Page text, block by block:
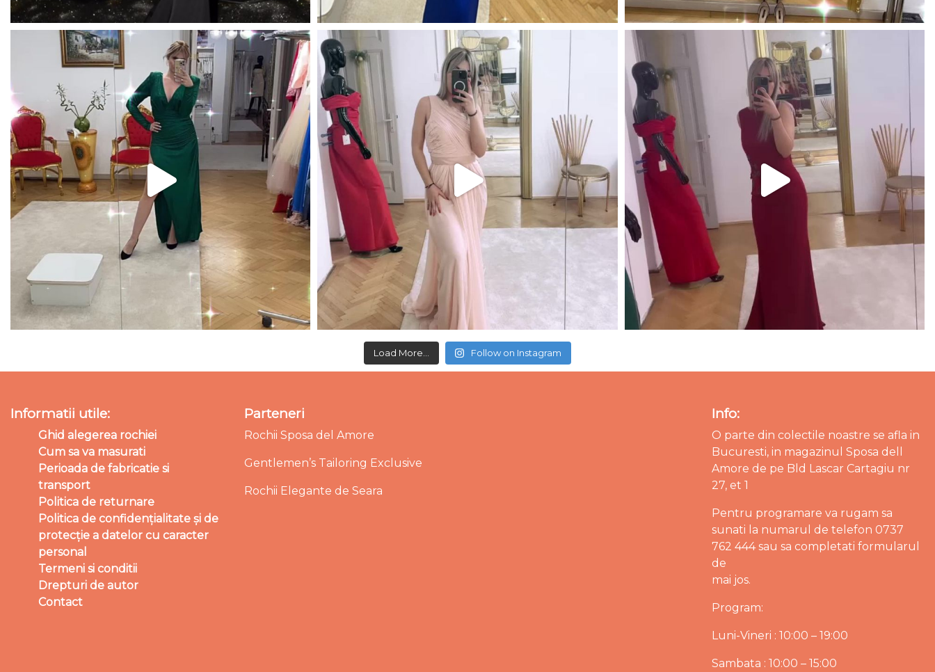
Load More... Follow on Instagram
Informatii utile:
Ghid alegerea rochiei
Cum sa va masurati
Perioada de fabricatie si
transport
Politica de returnare
Politica de confidențialitate și de
protecție a datelor cu caracter
personal
Termeni si conditii
Drepturi de autor
Contact
Parteneri
Rochii Sposa del Amore
Gentlemen’s Tailoring Exclusive
Rochii Elegante de Seara
Info:
O parte din colectile noastre se afla in
Bucuresti, in magazinul Sposa dell
Amore de pe Bld Lascar Cartagiu nr
27, et 1
Pentru programare va rugam sa
sunati la numarul de telefon 0737
762 444 sau sa completati formularul
de
mai jos.
Program:
Luni-Vineri : 10:00 – 19:00
Sambata : 10:00 – 15:00